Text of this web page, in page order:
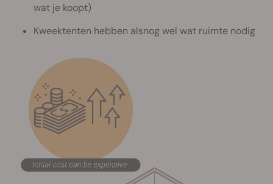
wat je koopt)
Kweektenten hebben alsnog wel wat ruimte nodig